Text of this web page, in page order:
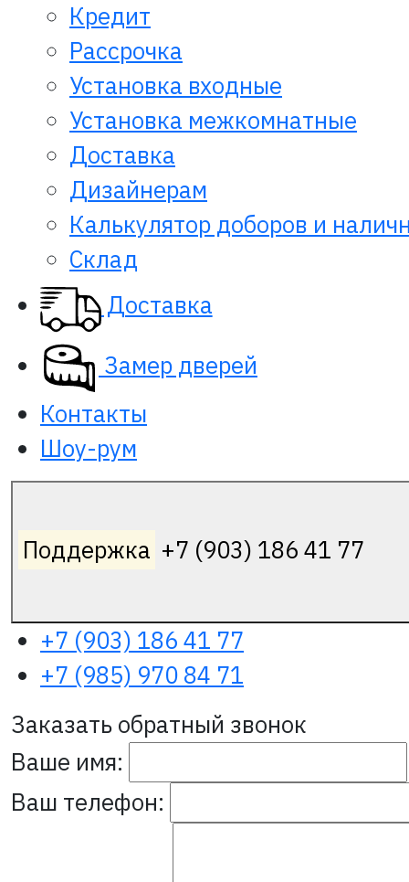
Кредит
Рассрочка
Установка входные
Установка межкомнатные
Доставка
Дизайнерам
Калькулятор доборов и
Склад
Доставка
Замер дверей
Контакты
Шоу-рум
Поддержка +7 (903) 186 41 77
+7 (903) 186 41 77
+7 (985) 970 84 71
Заказать обратный звонок
Ваше имя:
Ваш телефон: